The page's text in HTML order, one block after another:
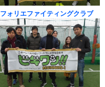
フォリエファイティングクラブ